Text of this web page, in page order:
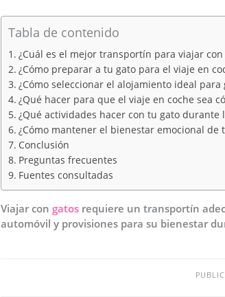
Tabla de contenido
¿Cuál es el mejor transportín para viajar con
¿Cómo preparar a tu gato para el viaje en
¿Cómo seleccionar el alojamiento ideal para
¿Qué hacer para que el viaje en coche sea
¿Qué actividades hacer con tu gato durante
¿Cómo mantener el bienestar emocional de
Conclusión
Preguntas frecuentes
Fuentes consultadas
Viajar congatos requiere un transportín
automóvil y provisiones para su bienestar